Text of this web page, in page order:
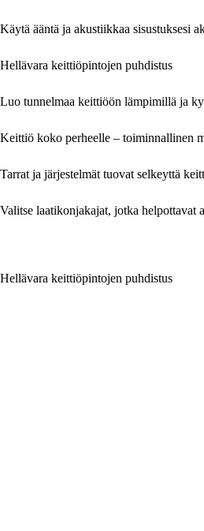
Käytä ääntä ja akustiikkaa sisustuksesi
Hellävara keittiöpintojen puhdistus
Luo tunnelmaa keittiöön lämpimillä ja
Keittiö koko perheelle – toiminnallinen
Tarrat ja järjestelmät tuovat selkeyttä
Valitse laatikonjakajat, jotka helpottavat
Hellävara keittiöpintojen puhdistus